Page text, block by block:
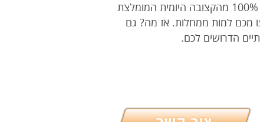
אל מאמינו לטענת 100% מהקצובה היומית המומלצת. ייתכן שיצרני המוצר שבידכם טוענים שהוא מכיל 100% מהקצובה היומית המומלצת
מכם למות ממחלות. אז מה? גם